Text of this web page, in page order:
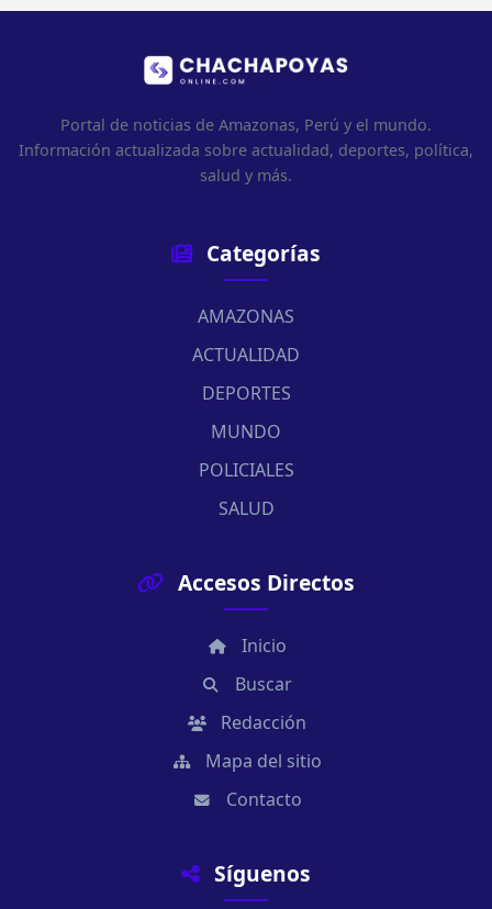
Portal de noticias de Amazonas, Perú y el mundo.
Información actualizada sobre actualidad, deportes, política,
salud y más.
Categorías
AMAZONAS
ACTUALIDAD
DEPORTES
MUNDO
POLICIALES
SALUD
Accesos Directos
Inicio
Buscar
Redacción
Mapa del sitio
Contacto
Síguenos